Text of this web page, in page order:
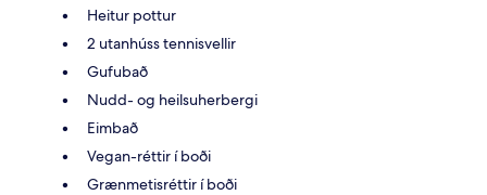
Heitur pottur
2 utanhúss tennisvellir
Gufubað
Nudd- og heilsuherbergi
Eimbað
Vegan-réttir í boði
Grænmetisréttir í boði